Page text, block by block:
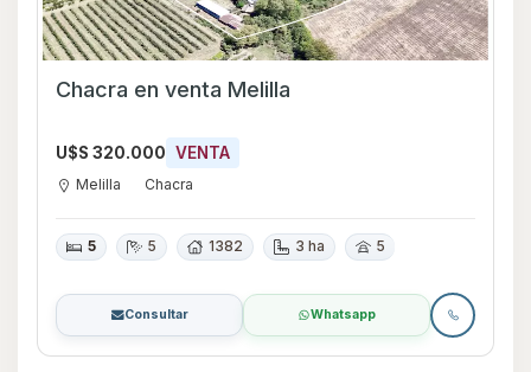
Chacra en venta Melilla
U$S 320.000 VENTA
Melilla Chacra
5 5 1382 3 ha 5
Consultar Whatsapp